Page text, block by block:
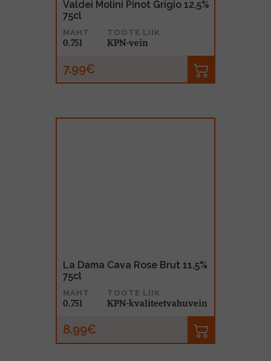
Valdei Molini Pinot Grigio 12,5%
75cl
MAHT
0.75l
TOOTE LIIK
KPN-vein
7.99€
La Dama Cava Rose Brut 11,5%
75cl
MAHT
0.75l
TOOTE LIIK
KPN-kvaliteetvahuvein
8.99€